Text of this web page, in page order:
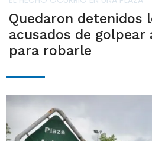
Quedaron detenidos
acusados de golpear
para robarle